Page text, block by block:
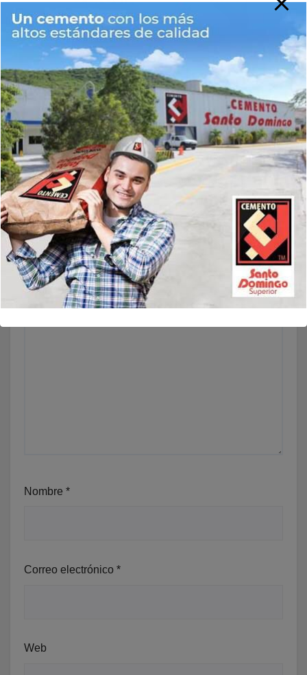
del tomate?
JUL 23, 2026 REDACCIÓN
Deja una respuesta
Tu dirección de correo electrónico no será publicada.
Los campos obligatorios están marcados con
Comentario*
Nombre *
Correo electrónico *
Web